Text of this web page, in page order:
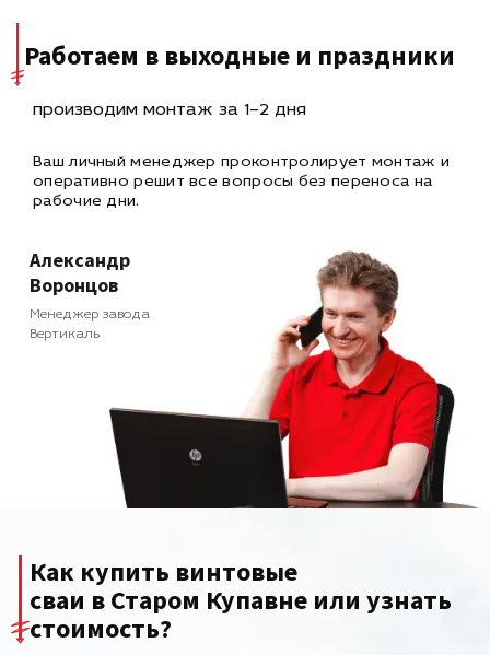
Работаем в выходные и праздники
производим монтаж за 1–2 дня
Ваш личный менеджер проконтролирует монтаж и
оперативнорешит все вопросы без переноса на
рабочие дни.
Александр
Воронцов
Менеджер завода
Вертикаль
Как купить винтовые
сваи в Старом Купавне или узнать
стоимость?